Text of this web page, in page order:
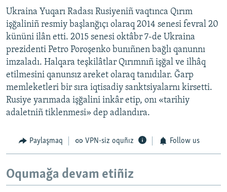
Ukraina Yuqarı Radası Rusiyeniñ vaqtınca Qırım
işğaliniñ resmiy başlanğıçı olaraq 2014 senesi fevral 20
kününi ilân etti. 2015 senesi oktâbr 7-de Ukraina
prezidenti Petro Poroşenko bunıñnen bağlı qanunnı
imzaladı. Halqara teşkilâtlar Qırımnıñ işğal ve ilhâq
etilmesini qanunsız areket olaraq tanıdılar. Ğarp
memleketleri bir sıra iqtisadiy sanktsiyalarnı kirsetti.
Rusiye yarımada işğalini inkâr etip, onı «tarihiy
adaletniñ tiklenmesi» dep adlandıra.
Paylaşmaq VPN-siz oquñız Follow us
Oqumağa devam etiñiz